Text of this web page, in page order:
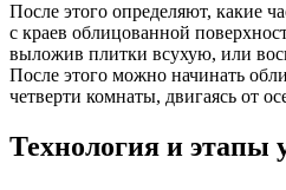
После этого определяют, какие
с краев облицованной
выложив плитки всухую, или
После этого можно начинать
четверти комнаты, двигаясь от
Технология и этапы